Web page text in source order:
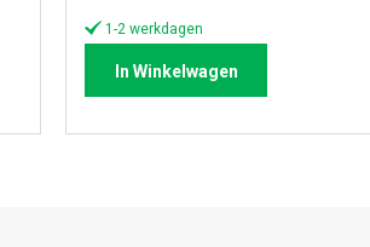
1-2 werkdagen
In Winkelwagen